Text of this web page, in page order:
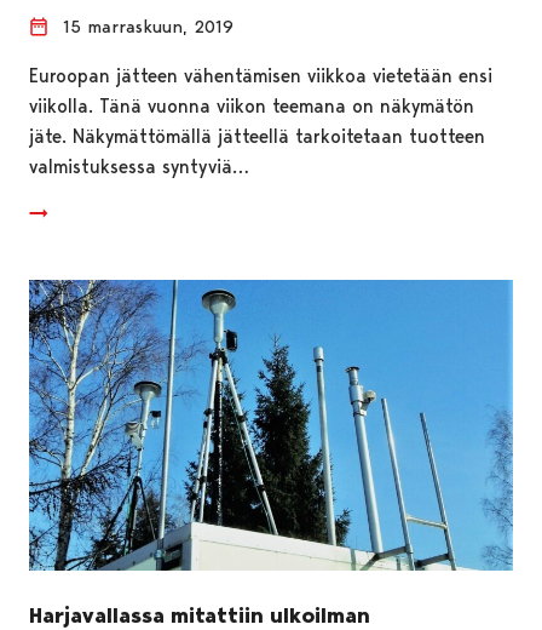
15 marraskuun, 2019
Euroopan jätteen vähentämisen viikkoa vietetään ensi
viikolla. Tänä vuonna viikon teemana on näkymätön
jäte. Näkymättömällä jätteellä tarkoitetaan tuotteen
valmistuksessa syntyviä…
Harjavallassa mitattiin ulkoilman